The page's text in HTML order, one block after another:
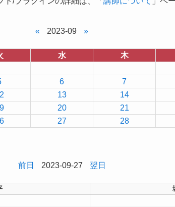
« 2023-09 »
水 木
6 7
13 14
20 21
27 28
前日 2023-09-27 翌日